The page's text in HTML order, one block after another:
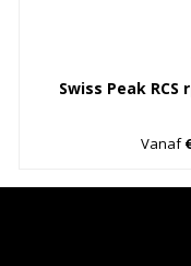
Swiss Peak
Vanaf